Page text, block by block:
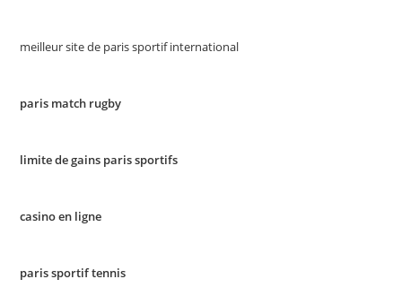
meilleur site de paris sportif international
paris match rugby
limite de gains paris sportifs
casino en ligne
paris sportif tennis